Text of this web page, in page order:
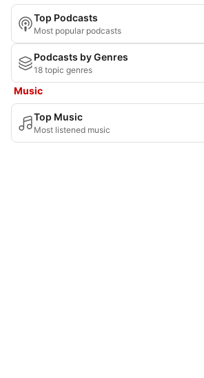
Top Podcasts
Most popular podcasts
Podcasts by Genres
18 topic genres
Music
Top Music
Most listened music